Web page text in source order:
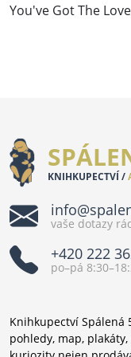
You've Got The Love
KNIHKUPECTVÍ /
vaše dotazy
+420 222
po–pá
Knihkupectví Spálená
pohledy, map,